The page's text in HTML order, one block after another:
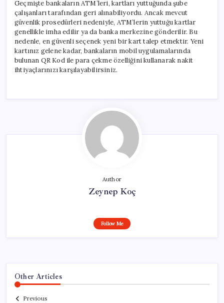
Geçmişte bankaların ATM’leri, kartları yuttuğunda şube
çalışanları tarafından geri alınabiliyordu. Ancak mevcut
güvenlik prosedürleri nedeniyle, ATM’lerin yuttuğu kartlar
genellikle imha edilir ya da banka merkezine gönderilir. Bu
nedenle, en güvenli seçenek yeni bir kart talep etmektir. Yeni
kartınız gelene kadar, bankaların mobil uygulamalarında
bulunan QR Kod ile para çekme özelliğini kullanarak nakit
ihtiyaçlarınızı karşılayabilirsiniz.
Author
Zeynep Koç
Follow Me
Other Articles
Previous